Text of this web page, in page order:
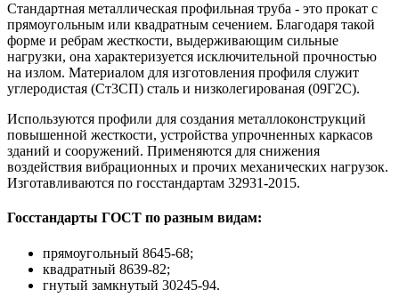
Стандартная металлическая профильная труба - это прокат с
прямоугольным или квадратным сечением. Благодаря такой
форме и ребрам жесткости, выдерживающим сильные
нагрузки, она характеризуется исключительной прочностью
на излом. Материалом для изготовления профиля служит
углеродистая (Ст3СП) сталь и низколегированая (09Г2С).
Используются профили для создания металлоконструкций
повышенной жесткости, устройства упрочненных каркасов
зданий и сооружений. Применяются для снижения
воздействия вибрационных и прочих механических нагрузок.
Изготавливаются по госстандартам 32931-2015.
Госстандарты ГОСТ по разным видам:
прямоугольный 8645-68;
квадратный 8639-82;
гнутый замкнутый 30245-94.